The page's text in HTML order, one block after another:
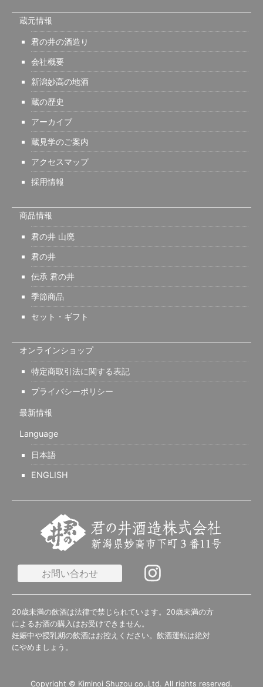
蔵元情報
君の井の酒造り
会社概要
新潟妙高の地酒
蔵の歴史
アーカイブ
蔵見学のご案内
アクセスマップ
採用情報
商品情報
君の井 山廃
君の井
伝承 君の井
季節商品
セット・ギフト
オンラインショップ
特定商取引法に関する表記
プライバシーポリシー
最新情報
Language
日本語
ENGLISH
お問い合わせ
20歳未満の飲酒は法律で禁じられています。20歳未満の方
によるお酒の購入はお受けできません。
妊娠中や授乳期の飲酒はお控えください。飲酒運転は絶対
にやめましょう。
Copyright © Kiminoi Shuzou co,.Ltd. All rights reserved.